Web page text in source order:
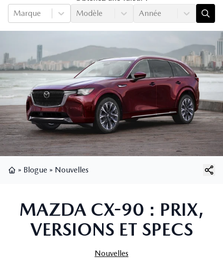
Marque
Modèle Année
» Blogue » Nouvelles
MAZDA CX-90 : PRIX,
VERSIONS ET SPECS
Nouvelles